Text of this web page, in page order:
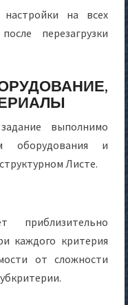
на всех
перезагрузки
выполнимо
оборудования и
Листе.
приблизительно
каждого критерия
от сложности